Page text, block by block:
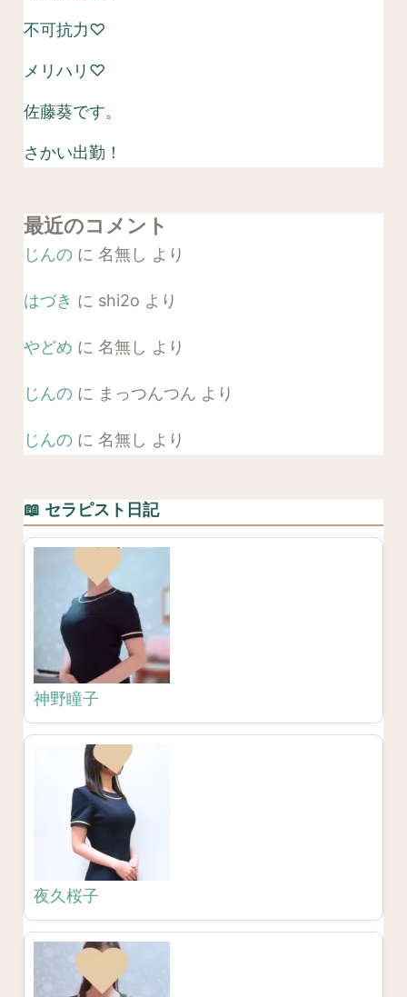
不可抗力♡
メリハリ♡
佐藤葵です。
さかい出勤！
最近のコメント
じんのに 名無し より
はづき に shi2o より
やどめ に 名無し より
じんのに まっつんつん より
じんのに 名無し より
📖 セラピスト日記
神野瞳子
夜久桜子